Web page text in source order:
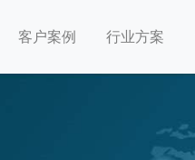
客户案例 行业方案